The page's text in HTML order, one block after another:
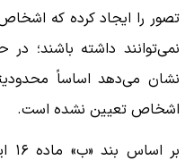
نمی‌توانند داشته باشند؛
نشان می‌دهد اساساً
اشخاص تعیین نشده است.